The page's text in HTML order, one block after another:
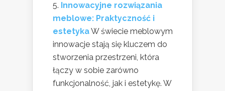
Innowacyjne rozwiązania
meblowe: Praktyczność i
estetykaW świecie meblowym
innowacje stają się kluczem do
stworzenia przestrzeni, która
łączy w sobie zarówno
funkcjonalność, jak i estetykę. W